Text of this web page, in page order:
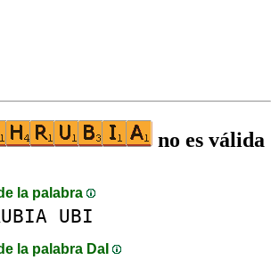
no es válida
la palabra
UBI
la palabra DaI